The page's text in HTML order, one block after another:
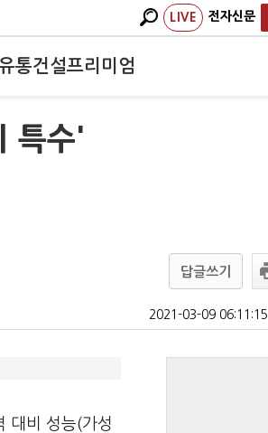
LIVE 전자신문
통건설프리미엄
특수'
답글쓰기
2021-03-09 06:11:15
대비 성능(가성